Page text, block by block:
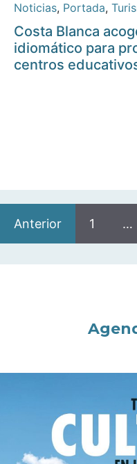
Noticias, Portada,
Costa Blanca
idiomático para
centros
Anterior 1 …